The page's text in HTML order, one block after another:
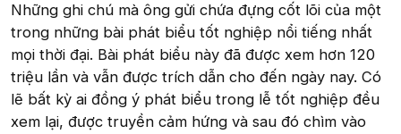
Những ghi chú mà ông gửi chứa đựng cốt lõi của một
trong những bài phát biểu tốt nghiệp nổi tiếng nhất
mọi thời đại. Bài phát biểu này đã được xem hơn 120
triệu lần và vẫn được trích dẫn cho đến ngày nay. Có
lẽ bất kỳ ai đồng ý phát biểu trong lễ tốt nghiệp đều
xem lại, được truyền cảm hứng và sau đó chìm vào